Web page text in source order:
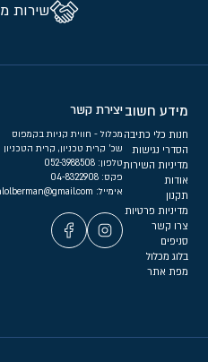
שירות
מידע חשוב
חנות כלי כתיבה
הסדרי נגישות
מדיניות השירות
אודות
תקנון
מדיניות פרטיות
צרו קשר
סניפים
בלוג מכלול
מפת אתר
יצירת קשר
מכלול - חווית קניות בקמפוס
שכ’ קרית טכניון, קרית
טלפון:
פקס: 04-8322908
אימייל: